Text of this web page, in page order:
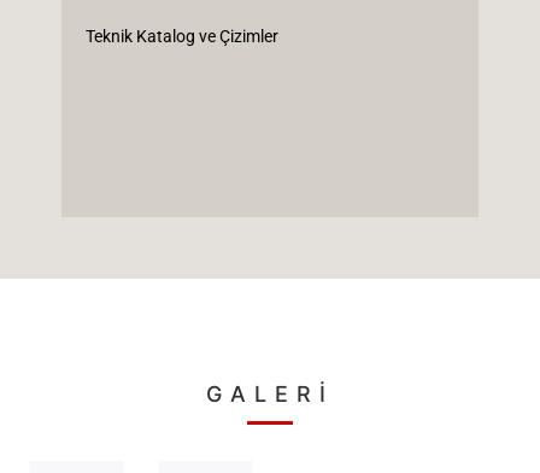
Teknik Katalog ve Çizimler
GALERİ